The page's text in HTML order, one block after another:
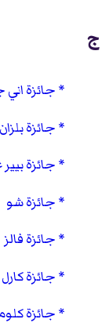
ج
جائزة
جائزة بلزان
جائزة
جائزة شو
جائزة فالز
جائزة
جائزة